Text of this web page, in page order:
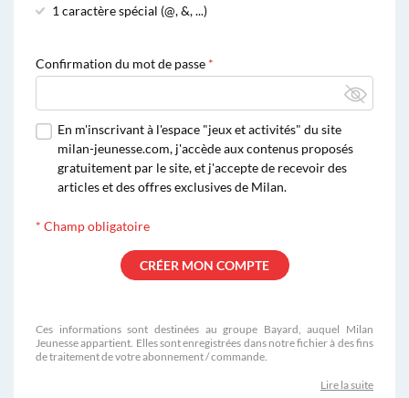
1 caractère spécial (@, &, ...)
Confirmation du mot de passe
En m'inscrivant à l'espace "jeux et activités" du site
milan-jeunesse.com, j'accède aux contenus proposés
gratuitement par le site, et j'accepte de recevoir des
articles et des offres exclusives de Milan.
* Champ obligatoire
Ces informations sont destinées au groupe Bayard, auquel Milan
Jeunesse appartient. Elles sont enregistrées dans notre fichier à des fins
de traitement de votre abonnement / commande.
Lire la suite